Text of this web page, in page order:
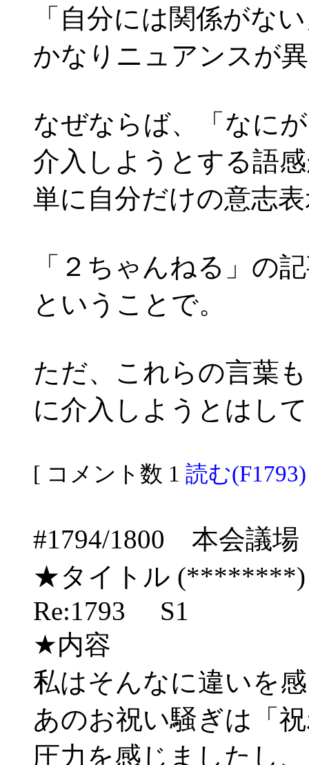
「自分には関係がな
かなりニュアンスが
なぜならば、「なに
介入しようとする語
単に自分だけの意志
「２ちゃんねる」の
ということで。
ただ、これらの言葉
に介入しようとはし
[ コメント数 1 読む(F1793)
#1794/1800 本会
★タイトル (********)
Re:1793 S1
★内容
私はそんなに違いを
あのお祝い騒ぎは「
圧力を感じましたし